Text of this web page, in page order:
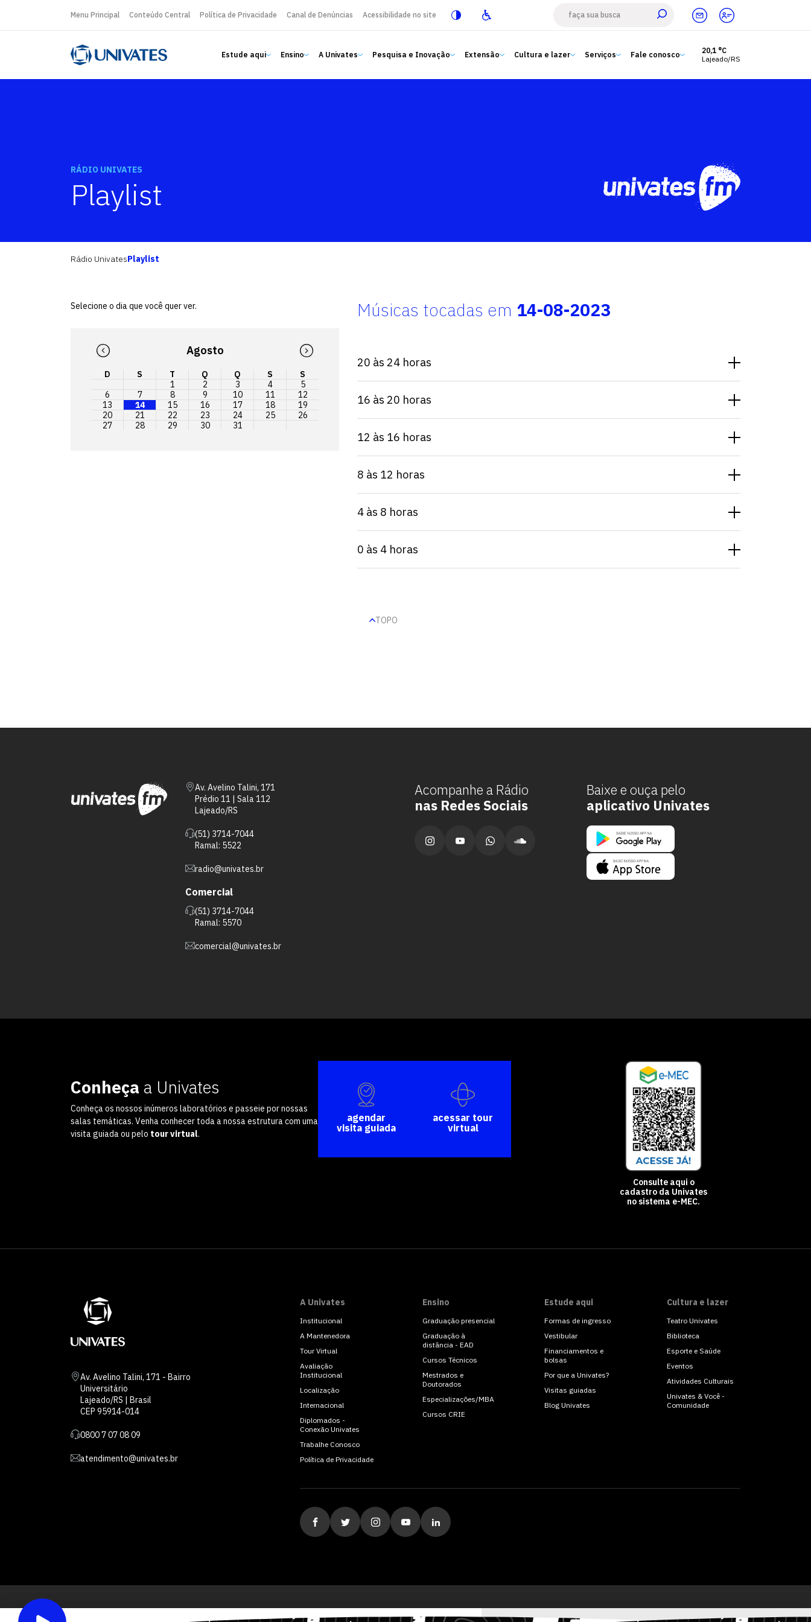
Menu Principal Conteúdo Central Política de Privacidade Canal de Denúncias Acessibilidade no site
Estude aqui Ensino A Univates Pesquisa e Inovação Extensão Cultura e lazer Serviços Fale conosco
20,1 °C
Lajeado/RS
Estude aqui
Extensão
RÁDIO UNIVATES
Playlist
Rádio UnivatesPlaylist
Selecione o dia que você quer ver.
Agosto
D S T Q Q S
S
1
2 3 4
5
6
7 8 9 10 11
12
13
14 15 16 17 18
19
20
21 22 23 24 25
26
27
28 29 30 31
Músicas tocadas em 14-08-2023
20 às 24 horas
16 às 20 horas
12 às 16 horas
8 às 12 horas
4 às 8 horas
0 às 4 horas
TOPO
Av. Avelino Talini, 171
Prédio 11 | Sala 112
Lajeado/RS
(51) 3714-7044
Ramal: 5522
radio@univates.br
Comercial
(51) 3714-7044
Ramal: 5570
comercial@univates.br
Acompanhe a Rádio
nas Redes Sociais
Baixe e ouça pelo
aplicativo Univates
Conheça a Univates
Conheça os nossos inúmeros laboratórios e passeie por nossas
salas temáticas. Venha conhecer toda a nossa estrutura com uma
visita guiada ou pelo tour virtual.
agendar
visita guiada
acessar tour
virtual
Consulte aqui o
cadastro da Univates
no sistema e-MEC.
Av. Avelino Talini, 171 - Bairro
Universitário
Lajeado/RS | Brasil
CEP 95914-014
0800 7 07 08 09
atendimento@univates.br
A Univates
Institucional
A Mantenedora
Tour Virtual
Avaliação
Institucional
Localização
Internacional
Diplomados -
Conexão Univates
Trabalhe Conosco
Política de Privacidade
Ensino
Graduação presencial
Graduação à
distância - EAD
Cursos Técnicos
Mestrados e
Doutorados
Especializações/MBA
Cursos CRIE
Estude aqui
Formas de ingresso
Vestibular
Financiamentos e
bolsas
Por que a Univates?
Visitas guiadas
Blog Univates
Cultura e lazer
Teatro Univates
Biblioteca
Esporte e Saúde
Eventos
Atividades Culturais
Univates & Você -
Comunidade